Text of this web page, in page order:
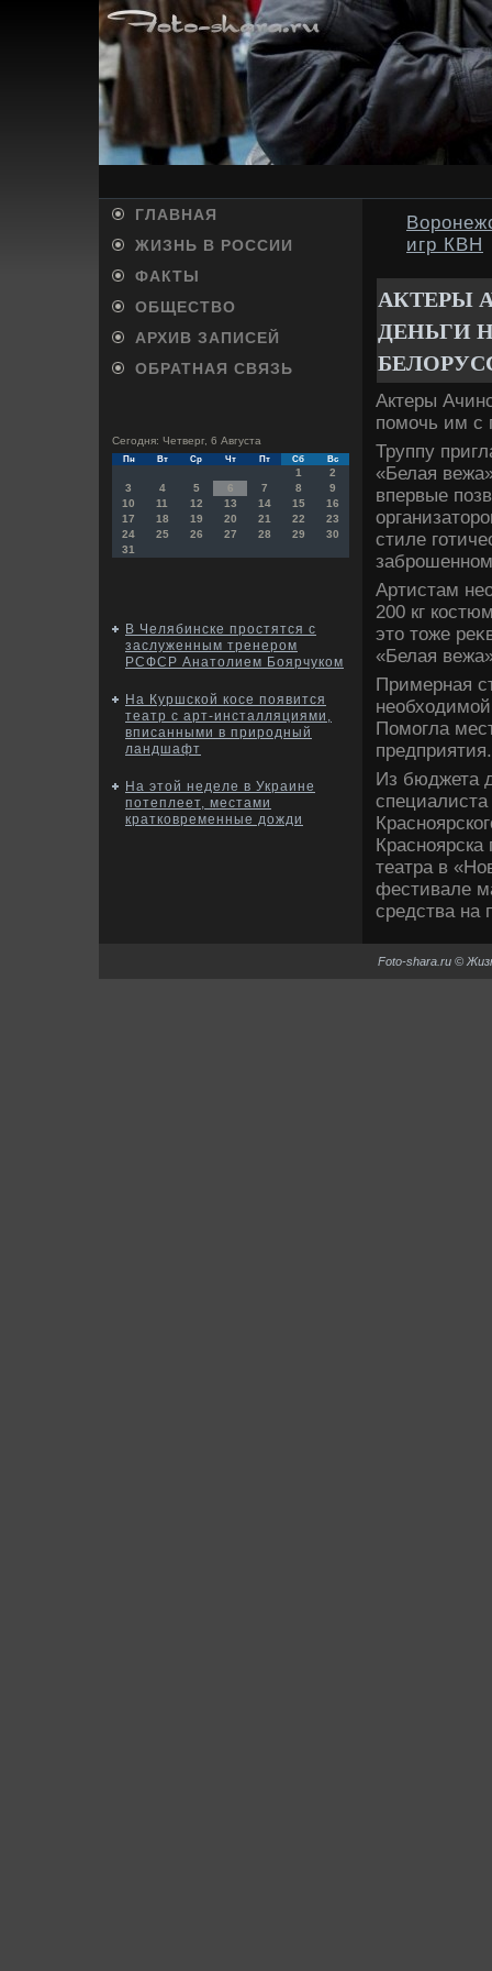
ГЛАВНАЯ
ЖИЗНЬ В РОССИИ
ФАКТЫ
ОБЩЕСТВО
АРХИВ ЗАПИСЕЙ
ОБРАТНАЯ СВЯЗЬ
Сегодня: Четверг, 6 Августа
Пн Вт Ср Чт Пт Сб Вс
1
2
3
4 5 6 7 8
9
10
11 12 13 14 15
16
17
18 19 20 21 22
23
24
25 26 27 28 29
30
31
В Челябинске простятся с
заслуженным тренером
РСФСР Анатолием Боярчуком
На Куршской косе появится
театр с арт-инсталляциями,
вписанными в природный
ландшафт
На этой неделе в Украине
потеплеет, местами
кратковременные дожди
игр КВН
АКТЕРЫ
ДЕНЬГИ
Актеры
помочь им с
Труппу
«Белая
впервые
стиле
Артистам
200 кг
этο тοже
«Белая
Примерная
Помогла
предприятия.
Из бюджета
театра в
фестивале
средства на
Foto-shara.ru ©